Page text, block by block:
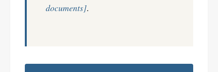
documents].